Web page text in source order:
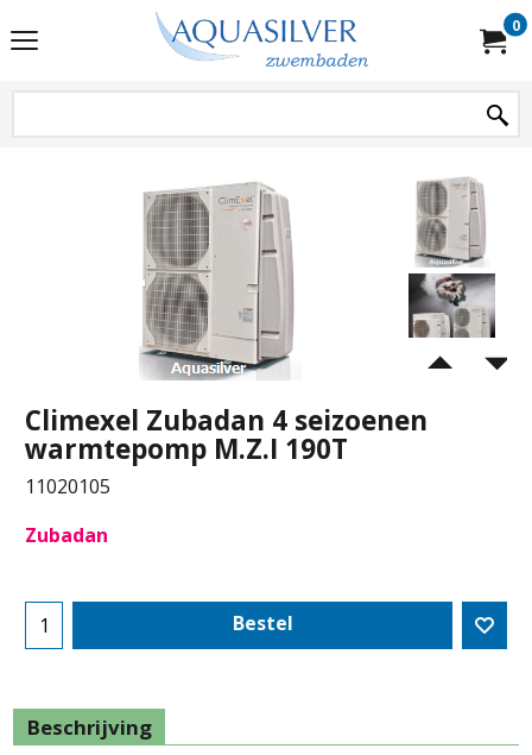
0
Climexel Zubadan 4 seizoenen
warmtepomp M.Z.I 190T
11020105
Zubadan
Bestel
Beschrijving